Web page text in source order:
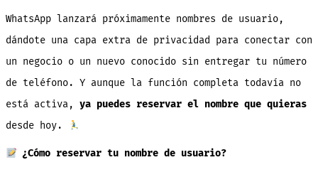
WhatsApp lanzará próximamente nombres de usuario,
dándote una capa extra de privacidad para conectar con
un negocio o un nuevo conocido sin entregar tu número
de teléfono. Y aunque la función completa todavía no
está activa, ya puedes reservar el nombre que quieras
desde hoy.
¿Cómo reservar tu nombre de usuario?